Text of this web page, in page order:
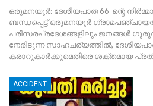
ഒരുമനയൂർ: ദേശീയപാത 66-ന്റെ
ബന്ധപ്പെട്ട് ഒരുമനയൂർ
പരിസരപ്രദേശങ്ങളിലും ജനങ്ങൾ
നേരിടുന്ന സാഹചര്യത്തിൽ,
കരാറുകാർക്കുമെതിരെ ശക്തമായ
ACCIDENT